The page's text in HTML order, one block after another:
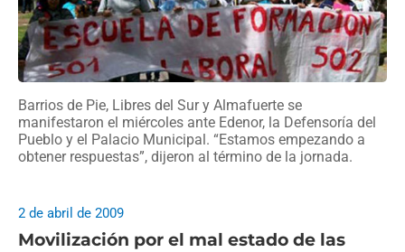
Barrios de Pie, Libres del Sur y Almafuerte se
manifestaron el miércoles ante Edenor, la Defensoría del
Pueblo y el Palacio Municipal. “Estamos empezando a
obtener respuestas”, dijeron al término de la jornada.
Movilización por el mal estado de las
2 de abril de 2009